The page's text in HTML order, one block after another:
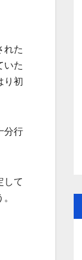
れた
いた
り初
分行
して